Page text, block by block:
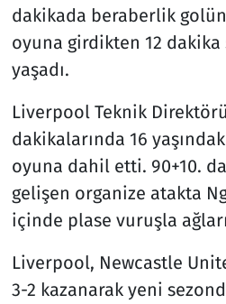
dakikada beraberlik
oyuna girdikten 12
yaşadı.
Liverpool Teknik
dakikalarında 16
oyuna dahil etti. 90+10.
gelişen organize atakta
içinde plase vuruşla
Liverpool, Newcastle
3-2 kazanarak yeni